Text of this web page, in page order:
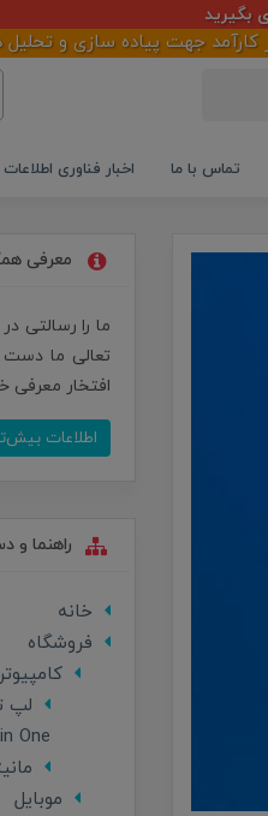
بگیرید
پیاده سازی و تحلیل
تماس با ما اخبار فناوری اطلاعات
معرفی
ما را رسالتی
تعالی ما دست
افتخار معرفی
اطلاعات
راهنما
خانه
فروشگاه
لپ
One
موبایل